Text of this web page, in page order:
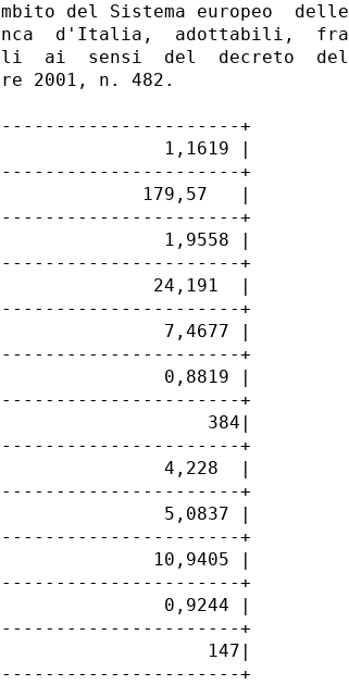
del Sistema europeo  delle
d'Italia,  adottabili,  fra
ai  sensi  del  decreto  del
2001, n. 482.
+
1,1619 |
+
179,57   |
+
1,9558 |
+
24,191  |
+
7,4677 |
+
0,8819 |
+
384|
+
4,228  |
+
5,0837 |
+
10,9405 |
+
0,9244 |
+
147|
+